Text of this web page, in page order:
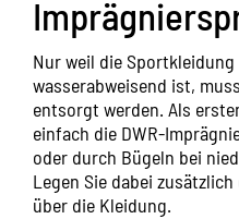
Nur weil die
wasserabweisend ist,
entsorgt werden. Als
einfach die DWR-
oder durch Bügeln bei
Legen Sie dabei
über die Kleidung.